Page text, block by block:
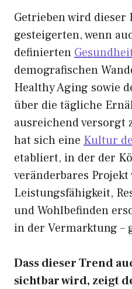
Getrieben wird dieser
gesteigerten, wenn
definierten
demografischen
Healthy Aging sowie
über die tägliche
ausreichend versorgt
hat sich eine Kultur
etabliert, in der der
veränderbares
Leistungsfähigkeit,
und Wohlbefinden
in der Vermarktung –
Dass dieser Trend
sichtbar wird, zeigt